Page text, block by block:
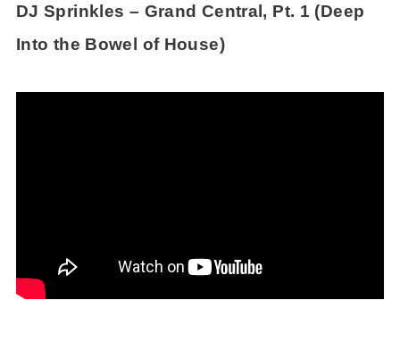
DJ Sprinkles – Grand Central, Pt. 1 (Deep
Into the Bowel of House)